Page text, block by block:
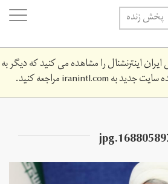
پخش زنده
اینترنشنال را مشاهده می کنید که دیگر به
سایت جدید بهiranintl.comمراجعه کنید.